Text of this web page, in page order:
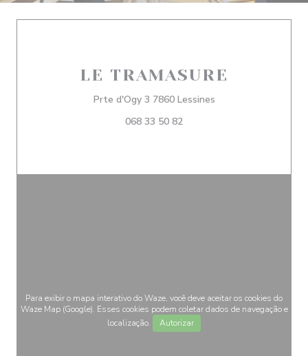
LE TRAMASURE
Prte d'Ogy 3 7860 Lessines((abre numa nova
068 33 50 82
Para exibir o mapa interativo do Waze, você deve aceitar os cookies do
Waze Map (Google). Esses cookies podem coletar dados de navegação e
localização.
Autorizar